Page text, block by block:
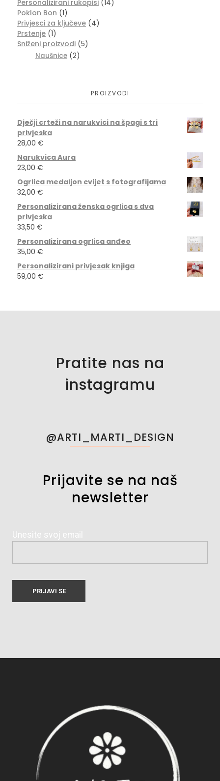
Personalizirani rukopisi (14)
Poklon Bon (1)
Privjesci za ključeve (4)
Prstenje (1)
Sniženi proizvodi (5)
Naušnice (2)
PROIZVODI
Dječji crteži na narukvici na špagi s tri
privjeska
28,00 €
Narukvica Aura
23,00 €
Ogrlica medaljon cvijet s fotografijama
32,00 €
Personalizirana ženska ogrlica s dva
privjeska
33,50 €
Personalizirana ogrlica anđeo
35,00 €
Personalizirani privjesak knjiga
59,00 €
Pratite nas na
instagramu
@ARTI_MARTI_DESIGN
Prijavite se na naš
newsletter
Unesite svoj email